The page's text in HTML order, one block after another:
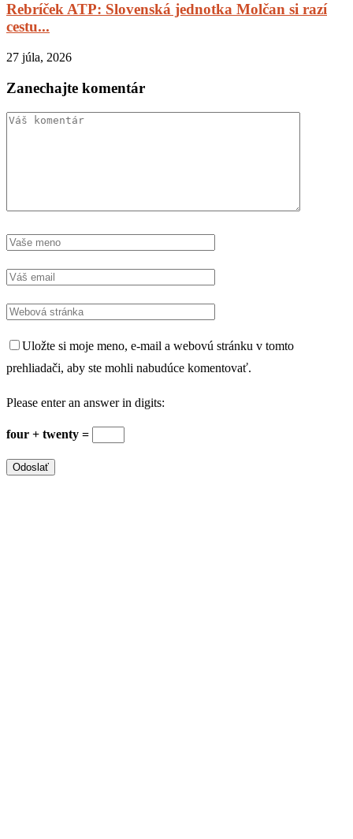
Rebríček ATP: Slovenská jednotka Molčan si razí
cestu...
27 júla, 2026
Zanechajte komentár
Uložte si moje meno, e-mail a webovú stránku v tomto
prehliadači, aby ste mohli nabudúce komentovať.
Please enter an answer in digits:
four + twenty =